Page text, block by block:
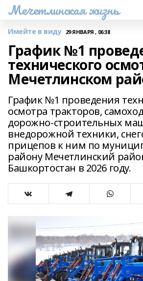
Мечетлинская жизнь
Имейте в виду 29 ЯНВАРЯ , 06:38
График №1
технического
Мечетлинском
График №1 проведения
осмотра тракторов,
дорожно-строительных
внедорожной техники,
прицепов к ним по
району Мечетлинский
Башкортостан в 2026 году.